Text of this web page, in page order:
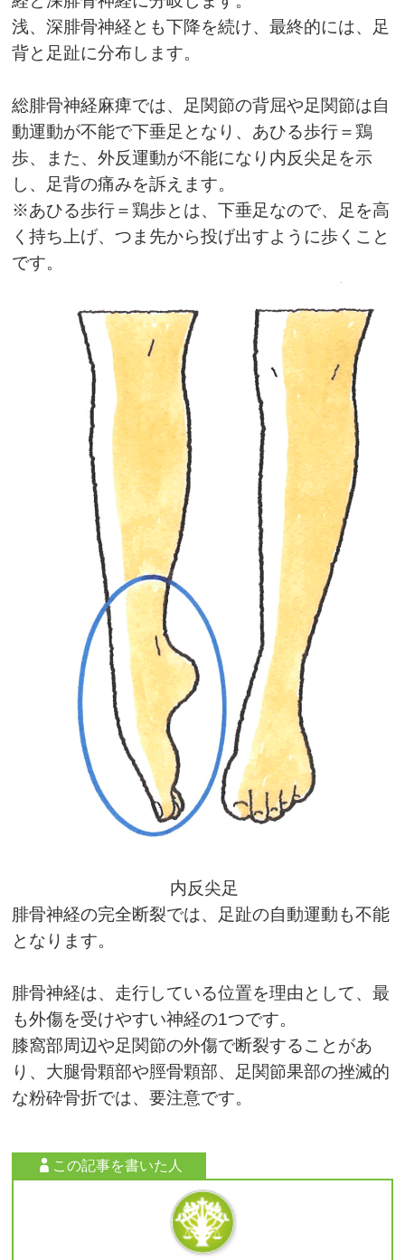
浅、深腓骨神経とも下降を続け、最終的には、足
背と足趾に分布します。
総腓骨神経麻痺では、足関節の背屈や足関節は自
動運動が不能で下垂足となり、あひる歩行＝鶏
歩、また、外反運動が不能になり内反尖足を示
し、足背の痛みを訴えます。
※あひる歩行＝鶏歩とは、下垂足なので、足を高
く持ち上げ、つま先から投げ出すように歩くこと
です。
内反尖足
腓骨神経の完全断裂では、足趾の自動運動も不能
となります。
腓骨神経は、走行している位置を理由として、最
も外傷を受けやすい神経の1つです。
膝窩部周辺や足関節の外傷で断裂することがあ
り、大腿骨顆部や脛骨顆部、足関節果部の挫滅的
な粉砕骨折では、要注意です。
この記事を書いた人